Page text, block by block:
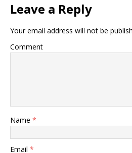
Leave a Reply
Your email address will not be
Comment
Name *
Email *